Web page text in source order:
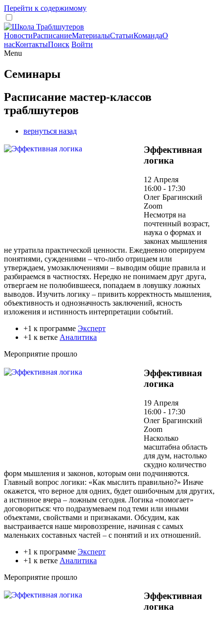
Перейти к содержимому
НовостиРасписаниеМатериалыСтатьиКомандаО
насКонтактыПоиск Войти
Menu
Семинары
Расписание мастер-классов
траблшутеров
вернуться назад
Эффективная
логика
12 Апреля
16:00 - 17:30
Олег Брагинский
Zoom
Несмотря на
почтенный возраст,
наука о формах и
законах мышления
не утратила практической ценности. Ежедневно оперируем
понятиями, суждениями – что-либо отрицаем или
утверждаем, умозаключениями – выводим общие правила и
разбираемся в частностях. Нередко не понимаем друг друга,
отвергаем не полюбившееся, попадаем в ловушку ложных
выводов. Изучить логику – привить корректность мышления,
объективность и однозначность заключений, ясность
изложения и истинность интерпретации событий.
+1 к программе Эксперт
+1 к ветке Аналитика
Мероприятие прошло
Эффективная
логика
19 Апреля
16:00 - 17:30
Олег Брагинский
Zoom
Насколько
масштабна область
для дум, настолько
скудно количество
форм мышления и законов, которым они подчиняются.
Главный вопрос логики: «Как мыслить правильно?» Иначе
окажется, что верное для одних, будет ошибочным для других,
а истинное вчера – ложным сегодня. Логика «помогает»
договориться: что подразумеваем под теми или иными
объектами, свойствами и признаками. Обсудим, как
выстраивается наше мировоззрение, начиная с самых
маленьких составных частей – с понятий и их отношений.
+1 к программе Эксперт
+1 к ветке Аналитика
Мероприятие прошло
Эффективная
логика